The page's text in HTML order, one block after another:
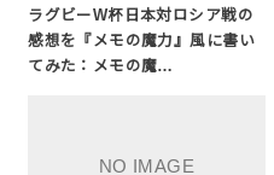
ラグビーW杯日本対ロシア戦の
感想を『メモの魔力』風に書い
てみた：メモの魔…